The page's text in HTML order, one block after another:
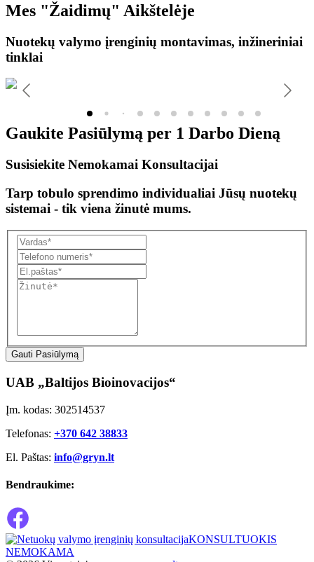
Mes "Žaidimų" Aikštelėje
Nuotekų valymo įrenginių montavimas, inžineriniai
tinklai
Gaukite Pasiūlymą per 1 Darbo Dieną
Susisiekite Nemokamai Konsultacijai
Tarp tobulo sprendimo individualiai Jūsų nuotekų
sistemai - tik viena žinutė mums.
Gauti Pasiūlymą
UAB „Baltijos Bioinovacijos“
Įm. kodas: 302514537
Telefonas: +370 642 38833
El. Paštas: info@gryn.lt
Bendraukime:
KONSULTUOKIS
NEMOKAMA